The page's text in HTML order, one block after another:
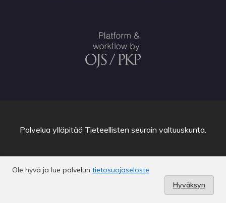
Ole hyvä ja lue palvelun tietosuojaseloste
Hyväksyn
Palvelua ylläpitää Tieteellisten seurain valtuuskunta